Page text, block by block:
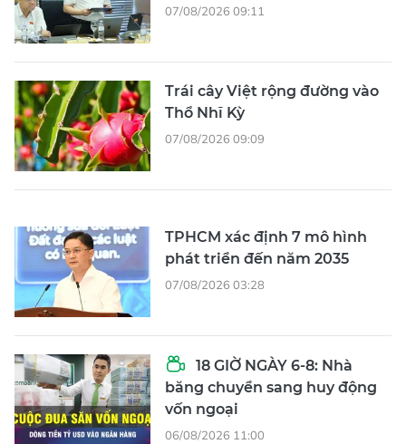
07/08/2026 09:11
Trái cây Việt rộng đường vào
Thổ Nhĩ Kỳ
07/08/2026 09:09
TPHCM xác định 7 mô hình
phát triển đến năm 2035
07/08/2026 03:28
18 GIỜ NGÀY 6-8: Nhà
băng chuyển sang huy động
vốn ngoại
06/08/2026 11:00